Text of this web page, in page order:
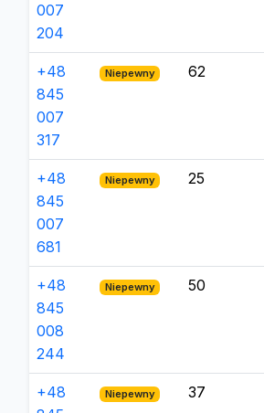
007
204
+48
845
007
317
Niepewny 62
+48
845
007
681
Niepewny 25
+48
845
008
244
Niepewny 50
+48
Niepewny 37